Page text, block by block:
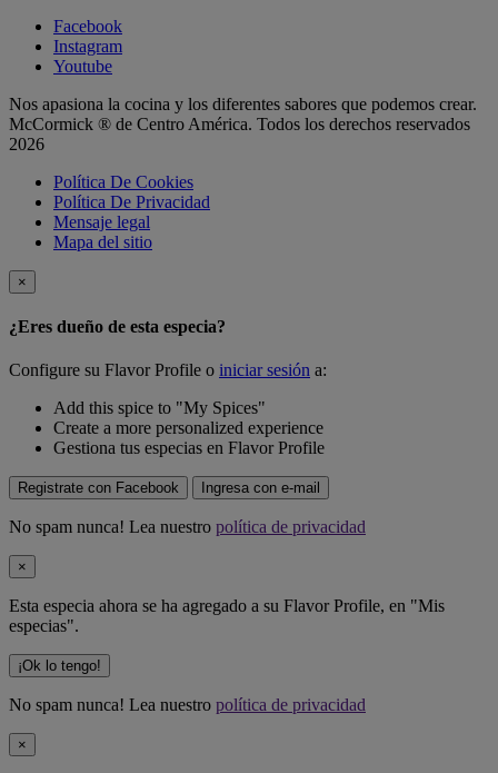
Facebook
Instagram
Youtube
Nos apasiona la cocina y los diferentes sabores que podemos crear.
McCormick ® de Centro América. Todos los derechos reservados
2026
Política De Cookies
Política De Privacidad
Mensaje legal
Mapa del sitio
×
¿Eres dueño de esta especia?
Configure su Flavor Profile o iniciar sesión a:
Add this spice to "My Spices"
Create a more personalized experience
Gestiona tus especias en Flavor Profile
Registrate con Facebook Ingresa con e-mail
No spam nunca! Lea nuestro política de privacidad
×
Esta especia ahora se ha agregado a su Flavor Profile, en "Mis
especias".
¡Ok lo tengo!
No spam nunca! Lea nuestro política de privacidad
×